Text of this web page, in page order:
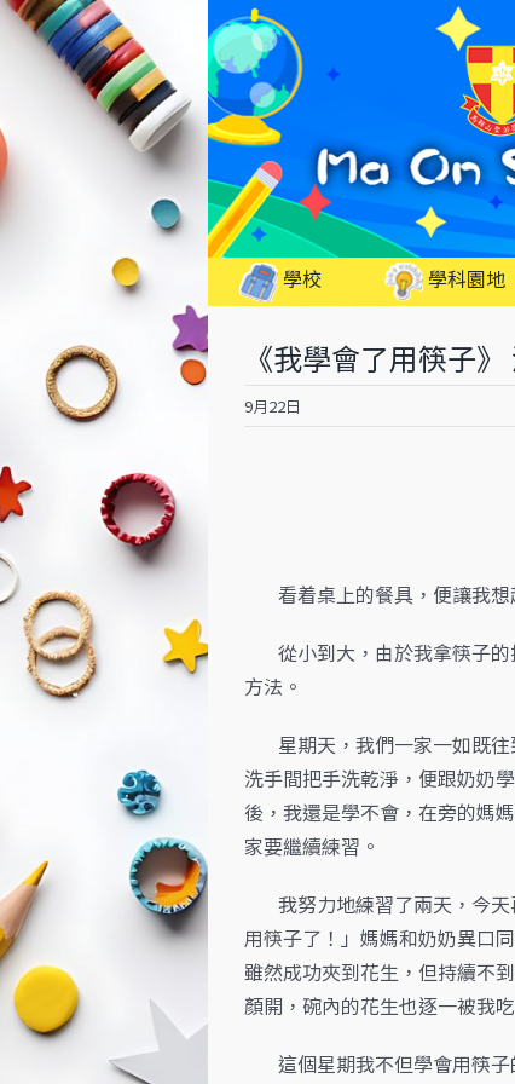
Skip
content
學校 學科園地
《我學會了用筷子
9月22日
看着桌上的餐具，便讓我想
從小到大，由於我拿筷子的
方法。
星期天，我們一家一如既往
洗手間把手洗乾淨，便跟奶奶
後，我還是學不會，在旁的媽
家要繼續練習。
我努力地練習了兩天，今天
用筷子了！」媽媽和奶奶異口
雖然成功夾到花生，但持續不
顏開，碗內的花生也逐一被我
這個星期我不但學會用筷子